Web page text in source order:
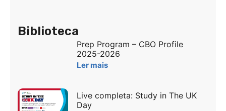
Biblioteca
Prep Program – CBO Profile
2025-2026
Ler mais
Live completa: Study in The UK
Day